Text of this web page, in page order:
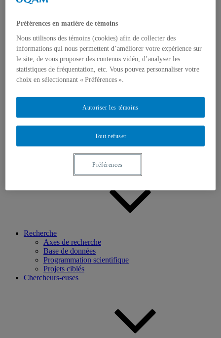
Communiqués
Dans les médias
Distinctions
Colloque international CRISES
Perspectives et dialogue
Vidéos et baladodiffusions
Recherche
Axes de recherche
Base de données
Programmation scientifique
Projets ciblés
Chercheurs-euses
Préférences en matière de témoins
Nous utilisons des témoins (cookies) afin de collecter des
informations qui nous permettent d’améliorer votre expérience sur
le site, de vous proposer des contenus vidéo, d’analyser les
statistiques de fréquentation, etc. Vous pouvez personnaliser votre
choix en sélectionnant « Préférences ».
Tout refuser
Autoriser les témoins
Préférences